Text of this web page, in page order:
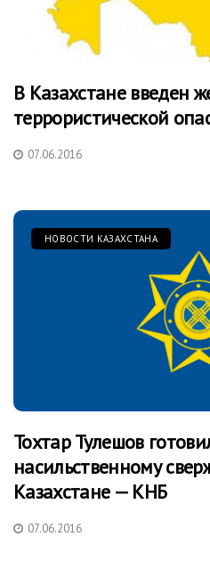
В Казахстане введен
террористической
07.06.2016
НОВОСТИ КАЗАХСТАНА
Тохтар Тулешов
насильственному
Казахстане — КНБ
07.06.2016